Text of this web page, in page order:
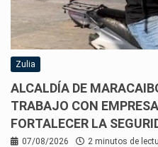
Zulia
ALCALDÍA DE
TRABAJO CON
FORTALECER LA
07/08/2026 2 minutos de